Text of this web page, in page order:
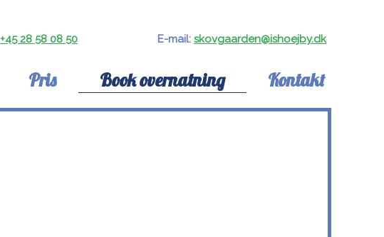
+45 28 58 08 50 ​E-mail: skovgaarden@ishoejby.dk
Pris Book overnatning Kontakt